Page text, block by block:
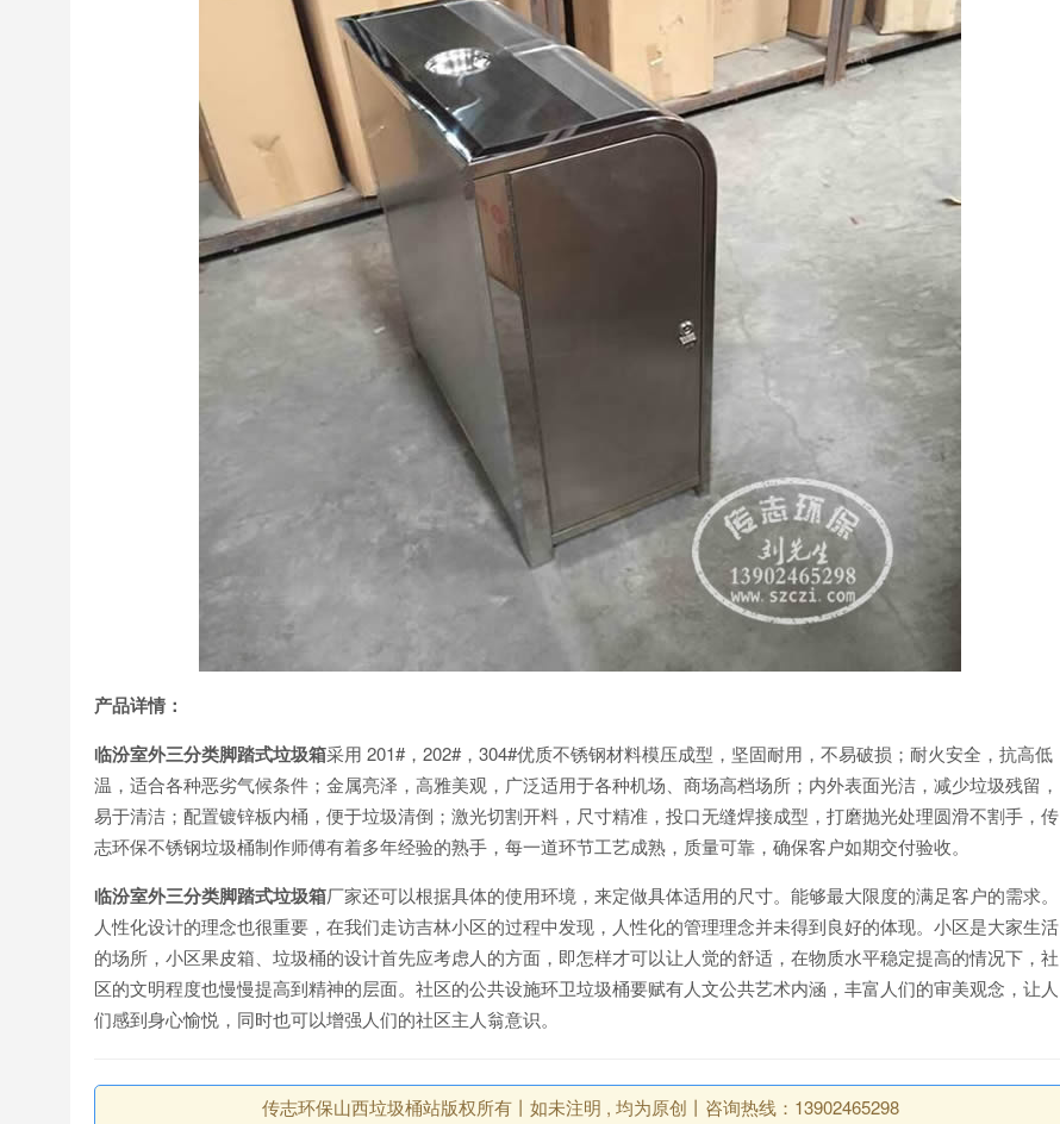
产品详情：
临汾室外三分类脚踏式垃圾箱采用 201#，202#，304#优质不锈钢材料模压成型，坚固耐用，不易破损；耐火安全，抗高低
温，适合各种恶劣气候条件；金属亮泽，高雅美观，广泛适用于各种机场、商场高档场所；内外表面光洁，减少垃圾残留，
易于清洁；配置镀锌板内桶，便于垃圾清倒；激光切割开料，尺寸精准，投口无缝焊接成型，打磨抛光处理圆滑不割手，传
志环保不锈钢垃圾桶制作师傅有着多年经验的熟手，每一道环节工艺成熟，质量可靠，确保客户如期交付验收。
临汾室外三分类脚踏式垃圾箱厂家还可以根据具体的使用环境，来定做具体适用的尺寸。能够最大限度的满足客户的需求。
人性化设计的理念也很重要，在我们走访吉林小区的过程中发现，人性化的管理理念并未得到良好的体现。小区是大家生活
的场所，小区果皮箱、垃圾桶的设计首先应考虑人的方面，即怎样才可以让人觉的舒适，在物质水平稳定提高的情况下，社
区的文明程度也慢慢提高到精神的层面。社区的公共设施环卫垃圾桶要赋有人文公共艺术内涵，丰富人们的审美观念，让人
们感到身心愉悦，同时也可以增强人们的社区主人翁意识。
传志环保山西垃圾桶站版权所有丨如未注明 , 均为原创丨咨询热线：13902465298